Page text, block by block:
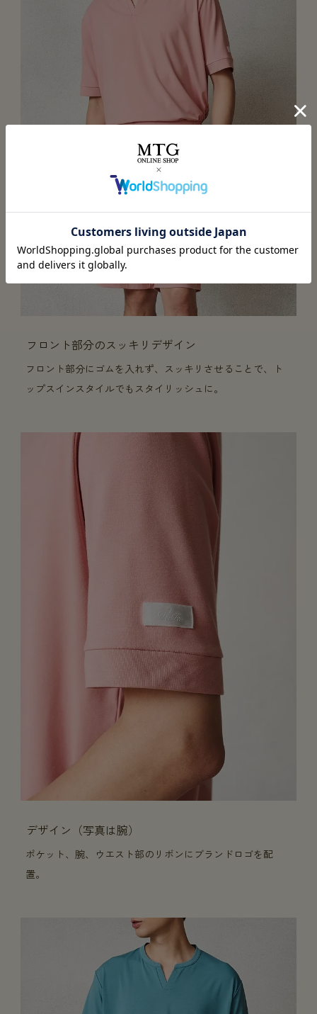
フロント部分のスッキリデザイン
フロント部分にゴムを入れず、スッキリさせることで、ト
ップスインスタイルでもスタイリッシュに。
デザイン（写真は腕）
ポケット、腕、ウエスト部のリボンにブランドロゴを配
置。